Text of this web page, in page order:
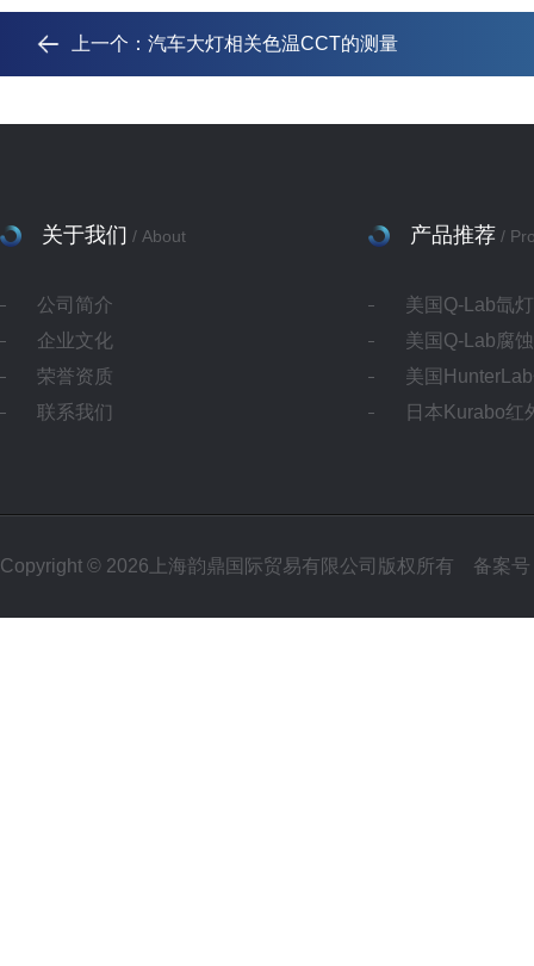
上一个： 汽车大灯相关色温CCT的测量
关于我们 / About
公司简介
企业文化
荣誉资质
联系我们
产品推荐 /
美国Q-Lab氙
美国Q-Lab腐
美国
日本Kurabo红
Copyright © 2026上海韵鼎国际贸易有限公司版权所有 备案